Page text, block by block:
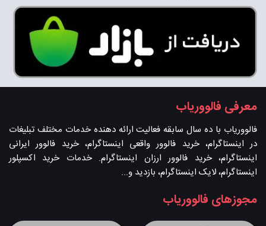
معرفی فالووریاب
فالووریاب با ده سال سابقه فعالیت ارائه دهنده خدمات مختلف تبلیغات
در اینستاگرام، خرید فالوور واقعی اینستاگرام، خرید فالوور ایرانی
اینستاگرام، خرید فالوور ارزان اینستاگرام. خدمات خرید اکسپلور
اینستاگرام، لایک اینستاگرام، بازدید و...
مجوزهای فالووریاب